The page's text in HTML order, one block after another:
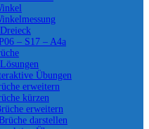
– S17 – A4a
Übungen
erweitern
kürzen
erweitern
darstellen